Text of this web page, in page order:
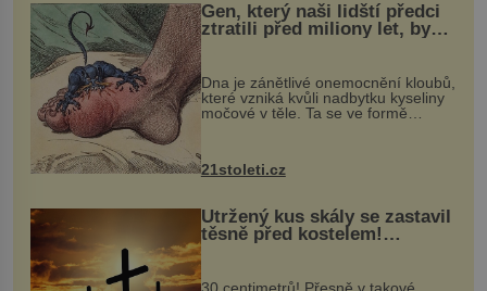
Gen, který naši lidští předci
ztratili před miliony let, by
mohl pomoci s léčbou
„nemoci králů“
Dna je zánětlivé onemocnění kloubů,
které vzniká kvůli nadbytku kyseliny
močové v těle. Ta se ve formě
nohou, a způsobuje bole...
21stoleti.cz
Utržený kus skály se zastavil
těsně před kostelem!
Ochránila ho boží síla?